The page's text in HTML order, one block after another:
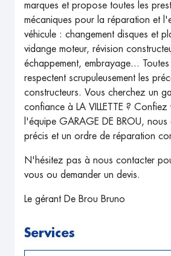
marques et propose toutes les
mécaniques pour la réparation et
véhicule : changement disques et
vidange moteur, révision
échappement, embrayage...
respectent scrupuleusement les
constructeurs. Vous cherchez un
confiance à LA VILLETTE ?
l'équipe GARAGE DE BROU, nous
précis et un ordre de réparation
N'hésitez pas à nous contacter
vous ou demander un devis.
Le gérant De Brou Bruno
Services